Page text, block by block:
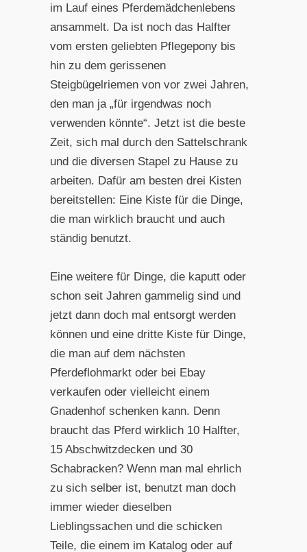
im Lauf eines Pferdemädchenlebens
ansammelt. Da ist noch das Halfter
vom ersten geliebten Pflegepony bis
hin zu dem gerissenen
Steigbügelriemen von vor zwei Jahren,
den man ja „für irgendwas noch
verwenden könnte“. Jetzt ist die beste
Zeit, sich mal durch den Sattelschrank
und die diversen Stapel zu Hause zu
arbeiten. Dafür am besten drei Kisten
bereitstellen: Eine Kiste für die Dinge,
die man wirklich braucht und auch
ständig benutzt.
Eine weitere für Dinge, die kaputt oder
schon seit Jahren gammelig sind und
jetzt dann doch mal entsorgt werden
können und eine dritte Kiste für Dinge,
die man auf dem nächsten
Pferdeflohmarkt oder bei Ebay
verkaufen oder vielleicht einem
Gnadenhof schenken kann. Denn
braucht das Pferd wirklich 10 Halfter,
15 Abschwitzdecken und 30
Schabracken? Wenn man mal ehrlich
zu sich selber ist, benutzt man doch
immer wieder dieselben
Lieblingssachen und die schicken
Teile, die einem im Katalog oder auf